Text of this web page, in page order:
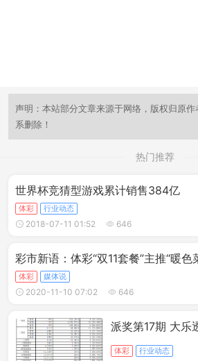
声明：本站部分文章来源于网络，版权归原
系删除！
热门推荐
世界杯竞猜型游戏累计销售384亿
体彩 行业动态
2018-07-11 01:52 646
彩市新语：体彩“双11套餐”主推“暖色
体彩 媒体说
2020-11-10 07:02 646
派奖第17期 大乐
体彩 行业动态